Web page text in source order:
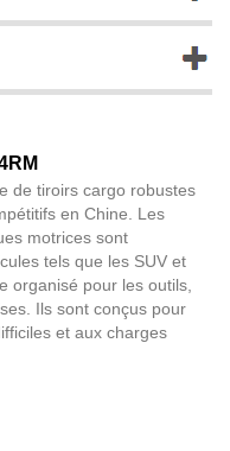
de tiroirs cargo robustes
en Chine. Les
motrices sont
tels que les SUV et
organisé pour les outils,
Ils sont conçus pour
et aux charges